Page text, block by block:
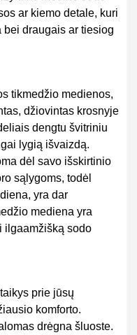
ar kiemo detale, kuri
draugais ar tiesiog
tikmedžio medienos,
džiovintas krosnyje
dengtu švitriniu
lygią išvaizdą.
dėl savo išskirtinio
sąlygoms, todėl
yra dar
mediena yra
ilgaamžišką sodo
prie jūsų
komforto.
drėgna šluoste.